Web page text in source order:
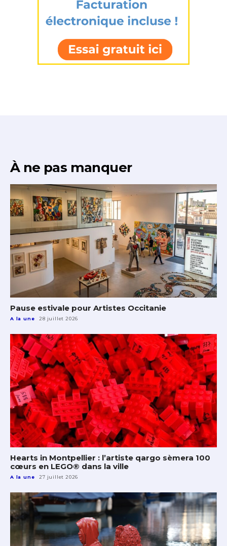
À ne pas manquer
Pause estivale pour Artistes Occitanie
A la une 28 juillet 2026
Hearts in Montpellier : l’artiste qargo sèmera 100
cœurs en LEGO® dans la ville
A la une 27 juillet 2026